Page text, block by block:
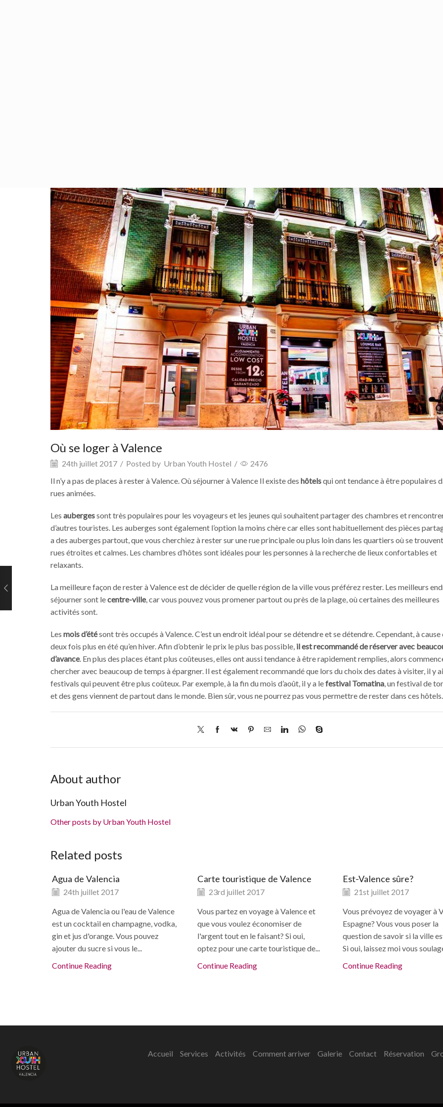
Où se loger à Valence
24th juillet 2017 / Posted by Urban Youth Hostel /
2476
Il n’y a pas de places à rester à Valence. Où séjourner à Valence Il existe des hôtelsqui ont tendance à être populaires
rues animées.
Les aubergessont très populaires pour les voyageurs et les jeunes qui souhaitent partager des chambres et
d’autres touristes. Les auberges sont également l’option la moins chère car elles sont habituellement des pièces
a des auberges partout, que vous cherchiez à rester sur une rue principale ou plus loin dans les quartiers où se
rues étroites et calmes. Les chambres d’hôtes sont idéales pour les personnes à la recherche de lieux confortables et
relaxants.
La meilleure façon de rester à Valence est de décider de quelle région de la ville vous préférez rester. Les meilleurs
séjourner sont lecentre-ville, car vous pouvez vous promener partout ou près de la plage, où certaines des meilleures
activités sont.
Les mois d’étésont très occupés à Valence. C’est un endroit idéal pour se détendre et se détendre. Cependant, à cause
deux fois plus en été qu’en hiver. Afin d’obtenir le prix le plus bas possible, il est recommandé de réserver avec
d’avance. En plus des places étant plus coûteuses, elles ont aussi tendance à être rapidement remplies, alors
chercher avec beaucoup de temps à épargner. Il est également recommandé que lors du choix des dates à visiter, il y
festivals qui peuvent être plus coûteux. Par exemple, à la fin du mois d’août, il y a lefestival Tomatina, un festival de
et des gens viennent de partout dans le monde. Bien sûr, vous ne pourrez pas vous permettre de rester dans ces hôtels.
About author
Urban Youth Hostel
Other posts by Urban Youth Hostel
Related posts
Agua de Valencia
24th juillet 2017
Agua de Valencia ou l'eau de Valence
est un cocktail en champagne, vodka,
gin et jus d'orange. Vous pouvez
ajouter du sucre si vous le...
Continue Reading
Carte touristique de Valence
23rd juillet 2017
Vous partez en voyage à Valence et
que vous voulez économiser de
l'argent tout en le faisant? Si oui,
optez pour une carte touristique de...
Continue Reading
Est-Valence sûre?
21st juillet 2017
Vous prévoyez de voyager à
Espagne? Vous vous poser la
question de savoir si la ville
Si oui, laissez moi vous
Continue Reading
Accueil Services Activités Comment arriver Galerie Contact Réservation